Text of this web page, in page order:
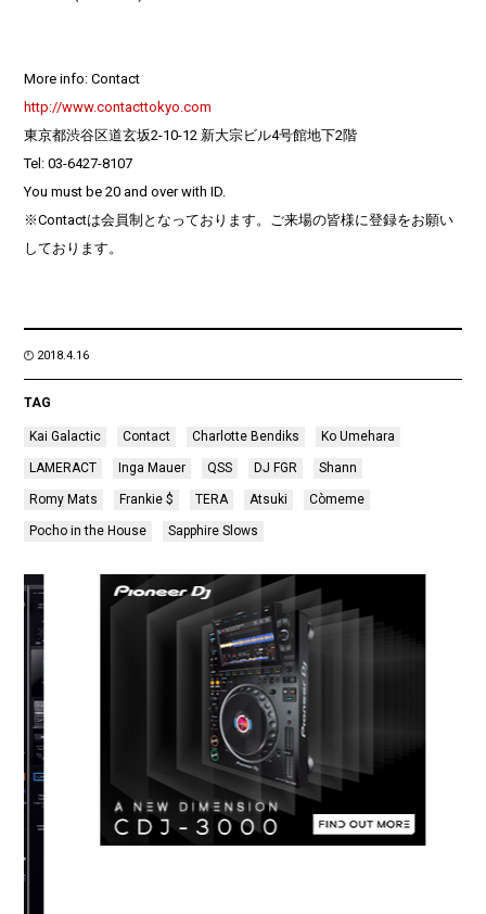
More info: Contact
http://www.contacttokyo.com
東京都渋谷区道玄坂2-10-12 新大宗ビル4号館地下2階
Tel: 03-6427-8107
You must be 20 and over with ID.
※Contactは会員制となっております。ご来場の皆様に登録をお願い
しております。
2018.4.16
TAG
Kai Galactic Contact Charlotte Bendiks Ko Umehara
LAMERACT Inga Mauer QSS DJ FGR Shann
Romy Mats Frankie $ TERA Atsuki Còmeme
Pocho in the House Sapphire Slows